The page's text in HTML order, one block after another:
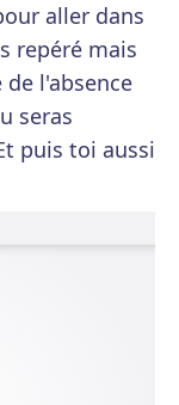
aller dans
repéré mais
l'absence
seras
puis toi aussi